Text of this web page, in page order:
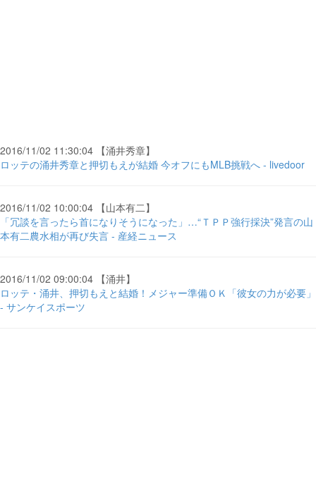
2016/11/02 11:30:04 【涌井秀章】
ロッテの涌井秀章と押切もえが結婚 今オフにもMLB挑戦へ - livedoor
2016/11/02 10:00:04 【山本有二】
「冗談を言ったら首になりそうになった」…“ＴＰＰ強行採決”発言の山
本有二農水相が再び失言 - 産経ニュース
2016/11/02 09:00:04 【涌井】
ロッテ・涌井、押切もえと結婚！メジャー準備ＯＫ「彼女の力が必要」
- サンケイスポーツ